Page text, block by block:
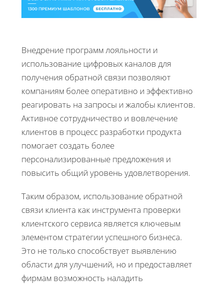
Внедрение программ лояльности и
использование цифровых каналов для
получения обратной связи позволяют
компаниям более оперативно и эффективно
реагировать на запросы и жалобы клиентов.
Активное сотрудничество и вовлечение
клиентов в процесс разработки продукта
помогает создать более
персонализированные предложения и
повысить общий уровень удовлетворения.
Таким образом, использование обратной
связи клиента как инструмента проверки
клиентского сервиса является ключевым
элементом стратегии успешного бизнеса.
Это не только способствует выявлению
области для улучшений, но и предоставляет
фирмам возможность наладить